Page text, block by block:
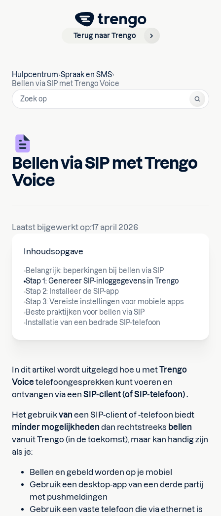
Terug naar Trengo
Hulpcentrum Spraak en SMS
Bellen via SIP met Trengo Voice
Bellen via SIP met Trengo
Voice
Inhoudsopgave
Belangrijk: beperkingen bij bellen via SIP
Stap 1: Genereer SIP-inloggegevens in Trengo
Stap 2: Installeer de SIP-app
Stap 3: Vereiste instellingen voor mobiele apps
Beste praktijken voor bellen via SIP
Installatie van een bedrade SIP-telefoon
Laatst bijgewerkt op:17 april 2026
In dit artikel wordt uitgelegd hoe u metTrengo
Voice telefoongesprekken kunt voeren en
ontvangen via een SIP-client (of SIP-telefoon).
Het gebruikvan een SIP-client of -telefoon biedt
minder mogelijkheden dan rechtstreeks bellen
vanuit Trengo (in de toekomst), maar kan handig zijn
als je:
Bellen en gebeld worden op je mobiel
Gebruik een desktop-app van een derde partij
met pushmeldingen
Gebruik een vaste telefoon die via ethernet is